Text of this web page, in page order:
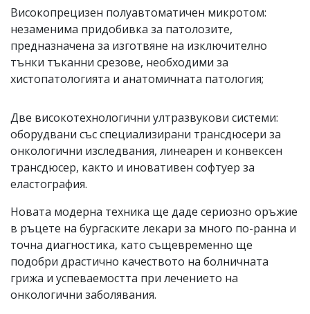
Високопрецизен полуавтоматичен микротом:
незаменима придобивка за патолозите,
предназначена за изготвяне на изключително
тънки тъканни срезове, необходими за
хистопатологията и анатомичната патология;
Две високотехнологични ултразвукови системи:
оборудвани със специализирани трансдюсери за
онкологични изследвания, линеарен и конвексен
трансдюсер, както и иновативен софтуер за
еластография.
Новата модерна техника ще даде сериозно оръжие
в ръцете на бургаските лекари за много по-ранна и
точна диагностика, като същевременно ще
подобри драстично качеството на болничната
грижа и успеваемостта при лечението на
онкологични заболявания.